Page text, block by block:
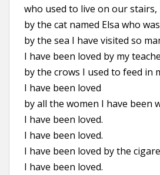
who used to live on our stairs,
by the cat named Elsa who
by the sea I have visited so
I have been loved by my
by the crows I used to feed in
I have been loved
by all the women I have been
I have been loved.
I have been loved.
I have been loved by the
I have been loved.